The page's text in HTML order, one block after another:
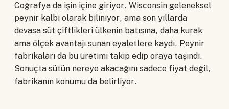
Coğrafya da işin içine giriyor. Wisconsin geleneksel
peynir kalbi olarak biliniyor, ama son yıllarda
devasa süt çiftlikleri ülkenin batısına, daha kurak
ama ölçek avantajı sunan eyaletlere kaydı. Peynir
fabrikaları da bu üretimi takip edip oraya taşındı.
Sonuçta sütün nereye akacağını sadece fiyat değil,
fabrikanın konumu da belirliyor.